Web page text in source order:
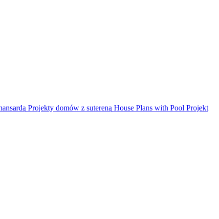
Projekty domów z sutereną House Plans with Pool Projekt